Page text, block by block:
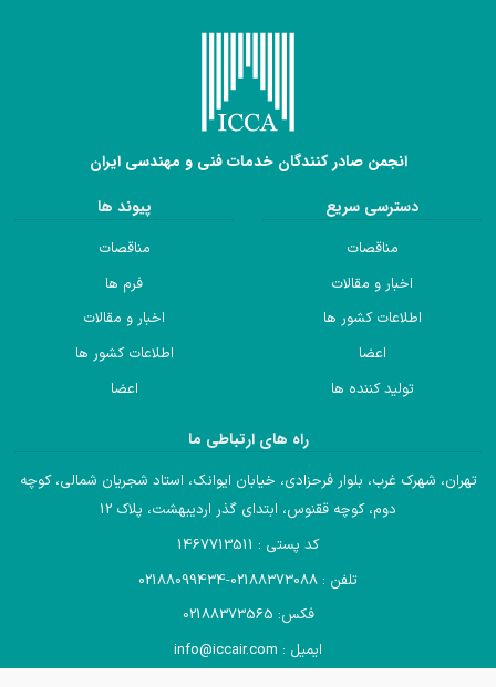
انجمن صادر کنندگان خدمات فنی و مهندسی ایران
دسترسی سریع
مناقصات
اخبار و مقالات
اطلاعات کشور ها
اعضا
تولید کننده ها
پیوند ها
مناقصات
فرم ها
اخبار و مقالات
اطلاعات کشور ها
اعضا
راه های ارتباطی ما
تهران، شهرک غرب، بلوار فرحزادی، خیابان ایوانک، استاد شجریان شمالی، کوچه
دوم، کوچه ققنوس، ابتدای گذر اردیبهشت، پلاک 12
کد پستی : 1467713511
تلفن : 02188373088-02188099434
فکس: 02188373565
ایمیل : info@iccair.com